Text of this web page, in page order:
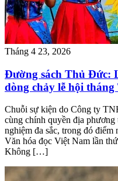
Tháng 4 23, 2026
Đường sách Thủ Đức:
dòng chảy lễ hội tháng
Chuỗi sự kiện do Công ty
cùng chính quyền địa
nghiệm đa sắc, trong đó điểm
Văn hóa đọc Việt Nam lần
Không […]